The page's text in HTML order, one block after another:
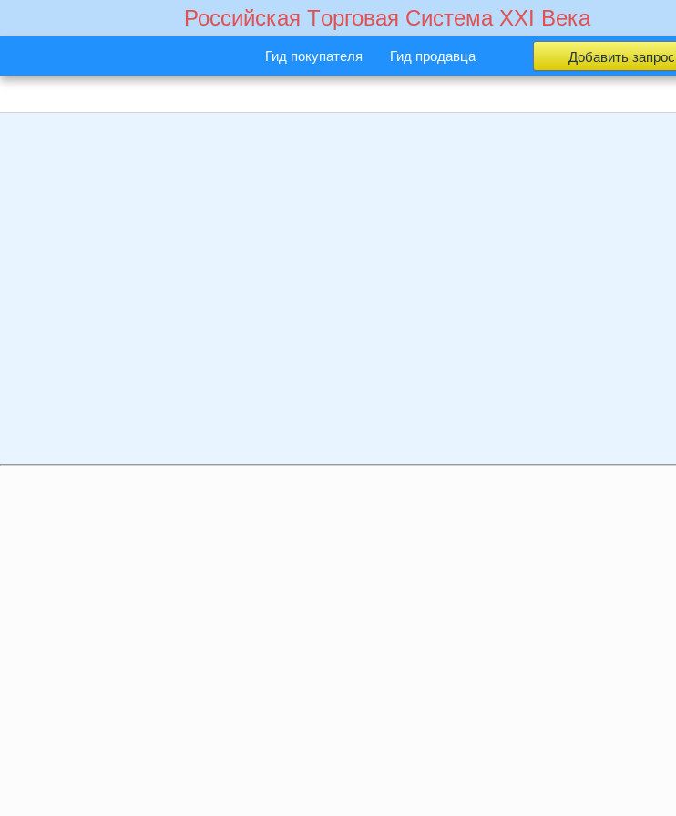
Российская Tорговая Cистема XXI Века
Гид покупателя Гид продавца Добавить запрос